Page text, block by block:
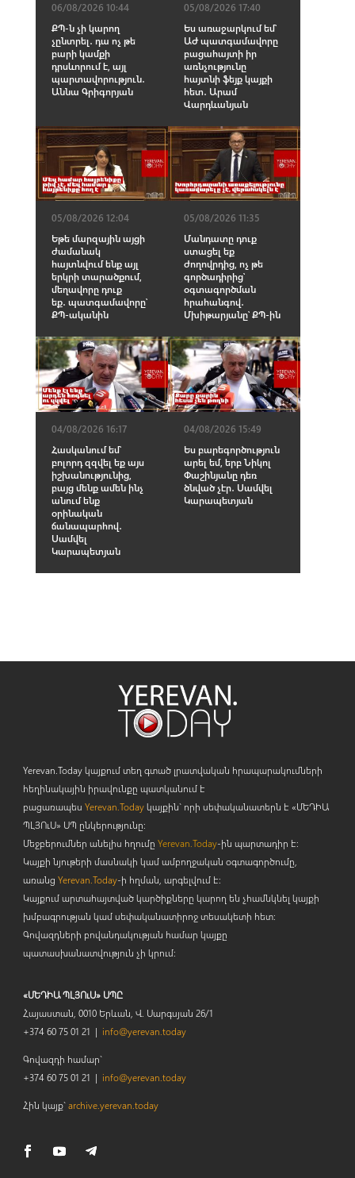
06/08/2026 10:44
ՔՊ-ն չի կարող
չընտրել․ դա ոչ թե
բարի կամքի
դրսևորում է, այլ
պարտավորություն․
Աննա Գրիգորյան
05/08/2026 17:40
Ես առաջարկում եմ՝
ԱԺ պատգամավորը
բացահայտի իր
առնչությունը
հայտնի ֆեյք կայքի
հետ․ Արամ
Վարդևանյան
05/08/2026 12:04
Եթե մարզային այցի
ժամանակ
հայտնվում ենք այլ
երկրի տարածքում,
մեղավորը դուք
եք․ պատգամավորը՝
ՔՊ-ականին
05/08/2026 11:35
Մանդատը դուք
ստացել եք
ժողովրդից, ոչ թե
գործադիրից՝
օգտագործման
հրահանգով․
Մխիթարյանը՝ ՔՊ-ին
04/08/2026 16:17
Հասկանում եմ՝
բոլորդ զզվել եք այս
իշխանությունից,
բայց մենք ամեն ինչ
անում ենք
օրինական
ճանապարհով․
Սամվել
Կարապետյան
04/08/2026 15:49
Ես բարեգործություն
արել եմ, երբ Նիկոլ
Փաշինյանը դեռ
ծնված չէր․ Սամվել
Կարապետյան
Yerevan.Today կայքում տեղ գտած լրատվական հրապարակումների
հեղինակային իրավունքը պատկանում է
բացառապես Yerevan.Todayկայքին` որի սեփականատերն է «ՄԵԴԻԱ
ՊԼՅՈւՍ» ՍՊ ընկերությունը։
Մեջբերումներ անելիս հղումը Yerevan.Today-ին պարտադիր է:
Կայքի նյութերի մասնակի կամ ամբողջական օգտագործումը,
առանց Yerevan.Today-ի հղման, արգելվում է:
Կայքում արտահայտված կարծիքները կարող են չհամնկնել կայքի
խմբագրության կամ սեփականատիրոջ տեսակետի հետ:
Գովազդների բովանդակության համար կայքը
պատասխանատվություն չի կրում:
«ՄԵԴԻԱ ՊԼՅՈւՍ» ՍՊԸ
Հայաստան, 0010 Երևան, Վ. Սարգսյան 26/1
+374 60 75 01 21 | info@yerevan.today
Գովազդի համար`
+374 60 75 01 21 | info@yerevan.today
Հին կայք`archive.yerevan.today